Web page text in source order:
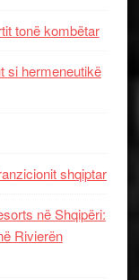
tonë kombëtar
si hermeneutikë
shqiptar
në Shqipëri:
Rivierën